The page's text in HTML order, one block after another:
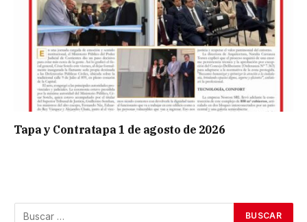
Tapa y Contratapa 1 de agosto de 2026